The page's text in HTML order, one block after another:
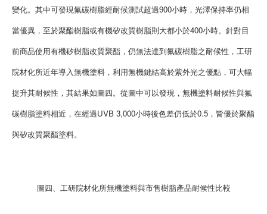
變化。其中可發現氟碳樹脂經耐候測試超過900小時，光澤保持率仍相
當優異，至於聚酯樹脂或有機矽改質樹脂則大都小於400小時。針對目
前商品使用有機矽樹脂改質聚酯，仍無法達到氟碳樹脂之耐候性，工研
院材化所近年導入無機塗料，利用無機鍵結高於紫外光之優點，可大幅
提升其耐候性，其結果如圖四。從圖中可以發現，無機塗料耐候性與氟
碳樹脂塗料相近，在經過UVB 3,000小時後色差仍低於0.5，皆優於聚酯
與矽改質聚酯塗料。
圖四、工研院材化所無機塗料與市售樹脂產品耐候性比較